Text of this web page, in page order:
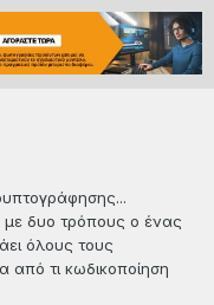
με δυο τρόπους ο ένας
όλους τους
από τι κωδικοποίηση